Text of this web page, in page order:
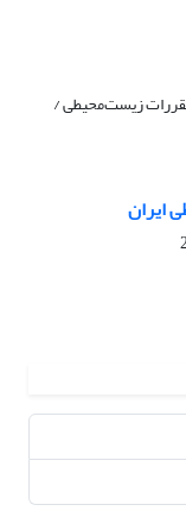
زیست‌محیطی /
ایران